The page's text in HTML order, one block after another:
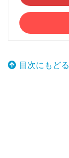
目次にもどる